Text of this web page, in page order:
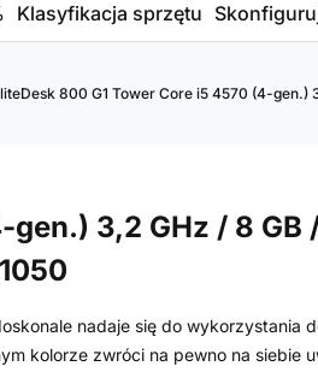
Klasyfikacja sprzętu
800 G1 Tower Core i5 4570 (4-gen.)
gen.) 3,2 GHz / 8 GB
nadaje się do wykorzystania
kolorze zwróci na pewno na siebie